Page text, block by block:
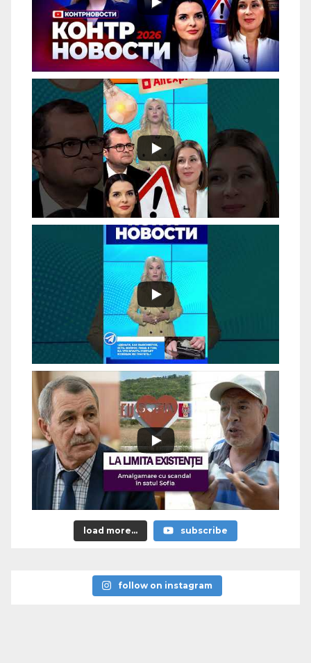
load more... subscribe
follow on instagram